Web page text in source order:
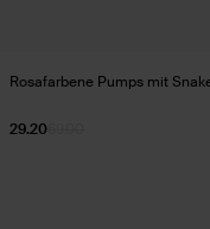
Rosafarbene Pumps mit
29.20